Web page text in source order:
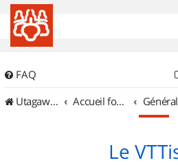
FAQ
UtagawaVTT (Randos VTT et VTTAE avec traces GPS)
Accueil forum
Le